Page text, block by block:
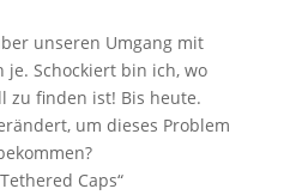
unseren Umgang mit
Schockiert bin ich, wo
zu finden ist! Bis heute.
um dieses Problem
Caps“